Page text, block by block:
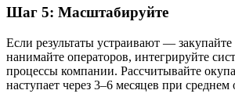
Шаг 5: Масштабируйте
Если результаты устраивают — закупайте
нанимайте операторов, интегрируйте
процессы компании. Рассчитывайте
наступает через 3–6 месяцев при среднем